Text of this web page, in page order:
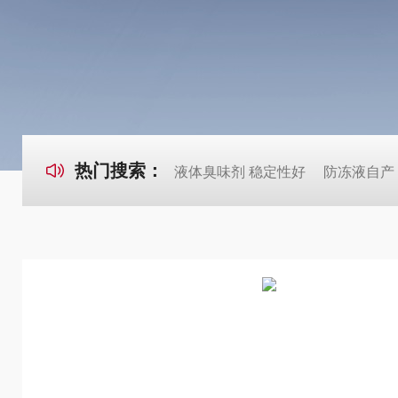
热门搜索： 液体臭味剂 稳定性好 防冻液自产